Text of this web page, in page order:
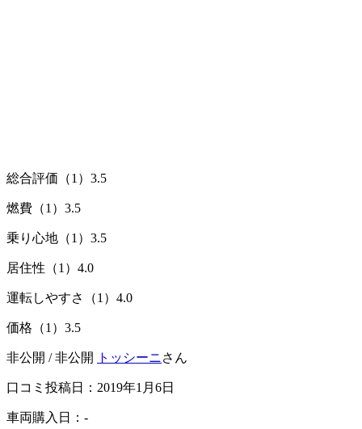
総合評価（1） 3.5
燃費（1） 3.5
乗り心地（1） 3.5
居住性（1） 4.0
運転しやすさ（1） 4.0
価格（1） 3.5
非公開 / 非公開 トッシーニさん
口コミ投稿日：2019年1月6日
車両購入日：-